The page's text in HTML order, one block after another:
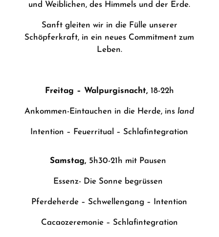
und Weiblichen, des Himmels und der Erde.
Sanft gleiten wir in die Fülle unserer
Schöpferkraft, in ein neues Commitment zum
Leben.
Freitag – Walpurgisnacht, 18-22h
Ankommen-Eintauchen in die Herde, ins land
Intention – Feuerritual – Schlafintegration
Samstag, 5h30-21h mit Pausen
Essenz- Die Sonne begrüssen
Pferdeherde – Schwellengang – Intention
Cacaozeremonie – Schlafintegration